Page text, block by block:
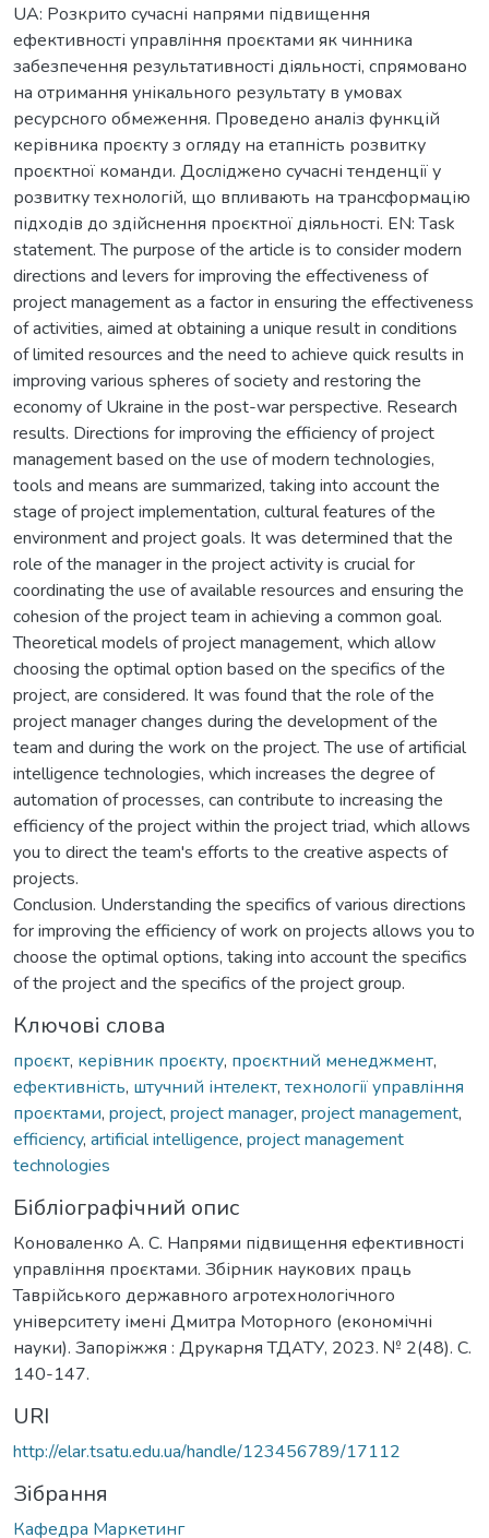
UA: Розкрито сучасні напрями підвищення
ефективності управління проєктами як чинника
забезпечення результативності діяльності, спрямовано
на отримання унікального результату в умовах
ресурсного обмеження. Проведено аналіз функцій
керівника проєкту з огляду на етапність розвитку
проєктної команди. Досліджено сучасні тенденції у
розвитку технологій, що впливають на трансформацію
підходів до здійснення проєктної діяльності. EN: Тask
statement. The purpose of the article is to consider modern
directions and levers for improving the effectiveness of
project management as a factor in ensuring the effectiveness
of activities, aimed at obtaining a unique result in conditions
of limited resources and the need to achieve quick results in
improving various spheres of society and restoring the
economy of Ukraine in the post-war perspective. Research
results. Directions for improving the efficiency of project
management based on the use of modern technologies,
tools and means are summarized, taking into account the
stage of project implementation, cultural features of the
environment and project goals. It was determined that the
role of the manager in the project activity is crucial for
coordinating the use of available resources and ensuring the
cohesion of the project team in achieving a common goal.
Theoretical models of project management, which allow
choosing the optimal option based on the specifics of the
project, are considered. It was found that the role of the
project manager changes during the development of the
team and during the work on the project. The use of artificial
intelligence technologies, which increases the degree of
automation of processes, can contribute to increasing the
efficiency of the project within the project triad, which allows
you to direct the team's efforts to the creative aspects of
projects.
Conclusion. Understanding the specifics of various directions
for improving the efficiency of work on projects allows you to
choose the optimal options, taking into account the specifics
of the project and the specifics of the project group.
Ключові слова
проєкт, керівник проєкту, проєктний менеджмент,
ефективність, штучний інтелект, технології управління
проєктами, project, project manager, project management,
efficiency, artificial intelligence, project management
technologies
Бібліографічний опис
Коноваленко А. С. Напрями підвищення ефективності
управління проєктами. Збірник наукових праць
Таврійського державного агротехнологічного
університету імені Дмитра Моторного (економічні
науки). Запоріжжя : Друкарня ТДАТУ, 2023. № 2(48). С.
140-147.
URI
http://elar.tsatu.edu.ua/handle/123456789/17112
Зібрання
Кафедра Маркетинг